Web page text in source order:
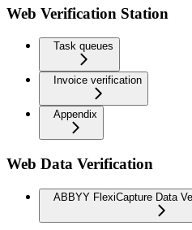
Web Verification Station
Task queues
Invoice verification
Appendix
Web Data Verification
ABBYY FlexiCapture Data